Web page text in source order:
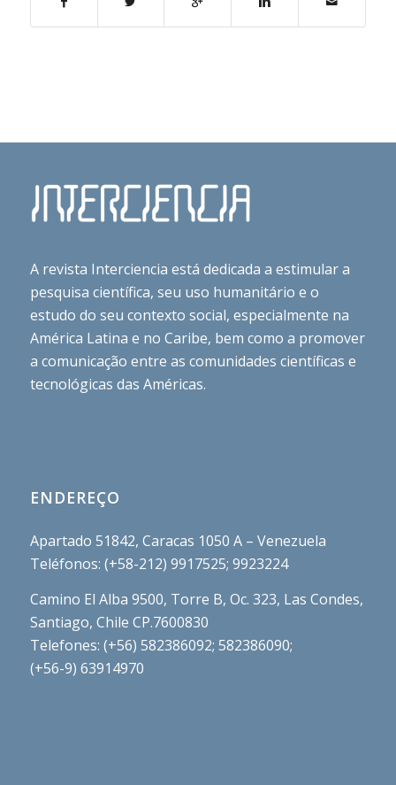
A revista Interciencia está dedicada a estimular a
pesquisa científica, seu uso humanitário e o
estudo do seu contexto social, especialmente na
América Latina e no Caribe, bem como a promover
a comunicação entre as comunidades científicas e
tecnológicas das Américas.
ENDEREÇO
Apartado 51842, Caracas 1050 A – Venezuela
Teléfonos: (+58-212) 9917525; 9923224
Camino El Alba 9500, Torre B, Oc. 323, Las Condes,
Santiago, Chile CP.7600830
Telefones: (+56) 582386092; 582386090;
(+56-9) 63914970